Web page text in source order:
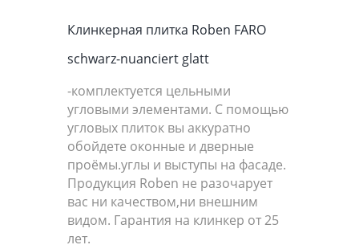
Клинкерная плитка Roben FARO
schwarz-nuanciert glatt
-комплектуется цельными
угловыми элементами. С помощью
угловых плиток вы аккуратно
обойдете оконные и дверные
проёмы.углы и выступы на фасаде.
Продукция Roben не разочарует
вас ни качеством,ни внешним
видом. Гарантия на клинкер от 25
лет.